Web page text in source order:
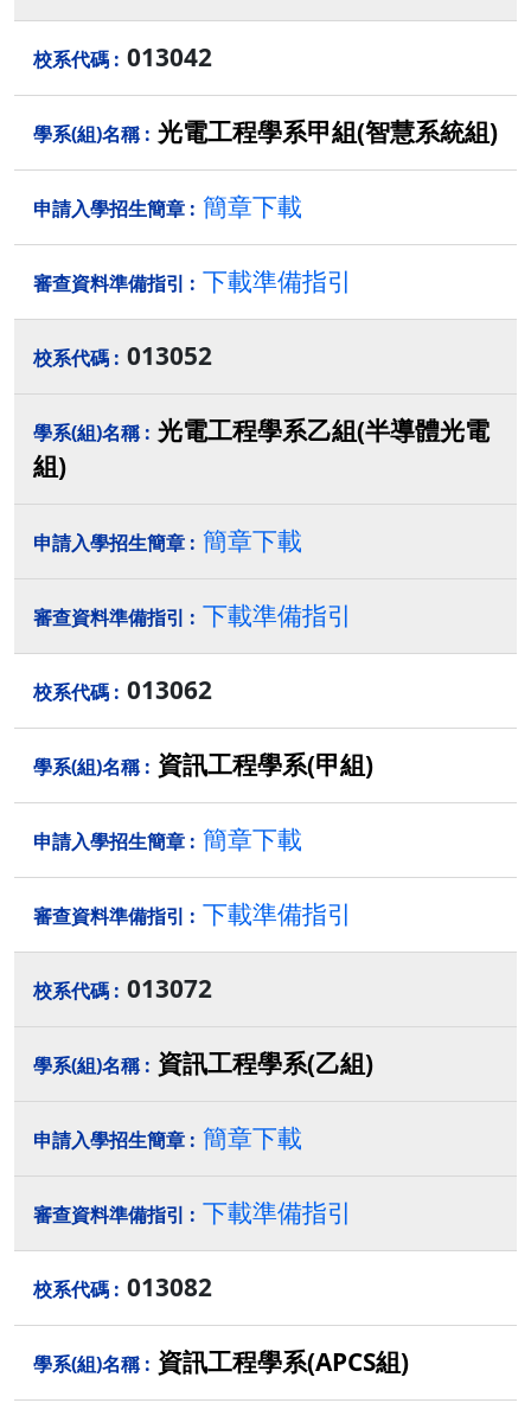
013042
光電工程學系甲組(智慧系統組)
簡章下載
下載準備指引
013052
光電工程學系乙組(半導體光電
組)
簡章下載
下載準備指引
013062
資訊工程學系(甲組)
簡章下載
下載準備指引
013072
資訊工程學系(乙組)
簡章下載
下載準備指引
013082
資訊工程學系(APCS組)